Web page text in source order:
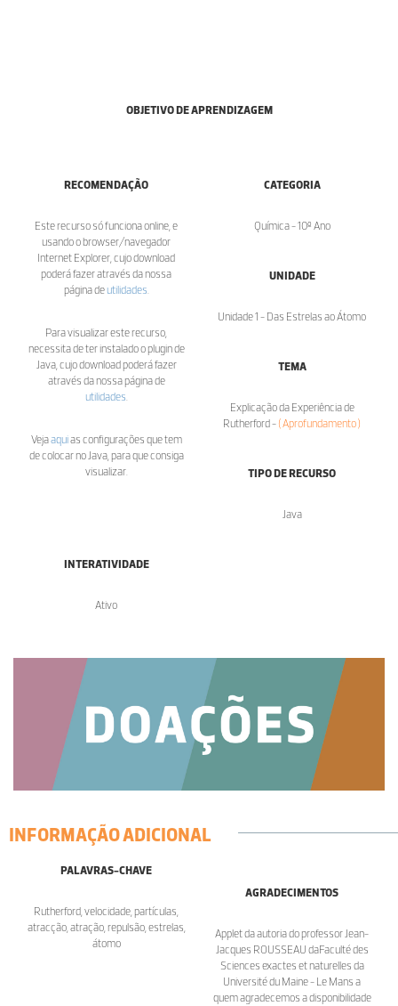
OBJETIVO DE APRENDIZAGEM
RECOMENDAÇÃO
Este recurso só funciona online, e
usando o browser/navegador
Internet Explorer, cujo download
poderá fazer através da nossa
página deutilidades.
Para visualizar este recurso,
necessita de ter instalado o plugin de
Java, cujo download poderá fazer
através da nossa página de
utilidades.
Vejaaquias configurações que tem
de colocar no Java, para que consiga
visualizar.
CATEGORIA
Química - 10º Ano
UNIDADE
Unidade 1 - Das Estrelas ao Átomo
TEMA
Explicação da Experiência de
Rutherford - ( Aprofundamento )
TIPO DE RECURSO
Java
INTERATIVIDADE
Ativo
INFORMAÇÃO ADICIONAL
PALAVRAS-CHAVE
Rutherford, velocidade, partículas,
atracção, atração, repulsão, estrelas,
átomo
AGRADECIMENTOS
Applet da autoria do professor Jean-
Jacques ROUSSEAU daFaculté des
Sciences exactes et naturelles da
Université du Maine - Le Mans a
quem agradecemos a disponibilidade